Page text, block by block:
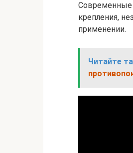
Современные
крепления,
применении.
Читайте